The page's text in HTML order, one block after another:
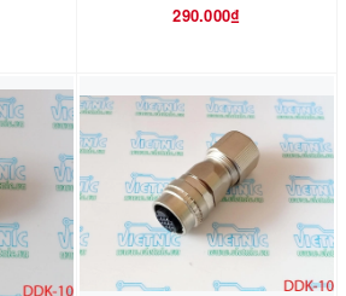
SM10S
290.000₫